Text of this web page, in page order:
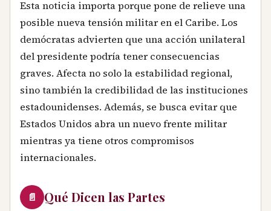
Esta noticia importa porque pone de relieve una
posible nueva tensión militar en el Caribe. Los
demócratas advierten que una acción unilateral
del presidente podría tener consecuencias
graves. Afecta no solo la estabilidad regional,
sino también la credibilidad de las instituciones
estadounidenses. Además, se busca evitar que
Estados Unidos abra un nuevo frente militar
mientras ya tiene otros compromisos
internacionales.
📄 Qué Dicen las Partes